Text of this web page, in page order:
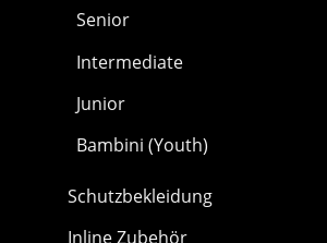
Senior
Intermediate
Junior
Bambini (Youth)
Schutzbekleidung
Inline Zubehör